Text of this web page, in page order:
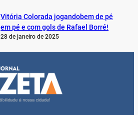
Vitória Colorada jogandobem de pé
em pé e com gols de Rafael Borré!
28 de janeiro de 2025